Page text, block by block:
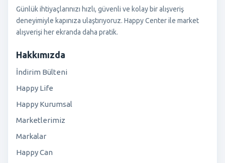
Günlük ihtiyaçlarınızı hızlı, güvenli ve kolay bir alışveriş
deneyimiyle kapınıza ulaştırıyoruz. Happy Center ile market
alışverişi her ekranda daha pratik.
Hakkımızda
İndirim Bülteni
Happy Life
Happy Kurumsal
Marketlerimiz
Markalar
Happy Can